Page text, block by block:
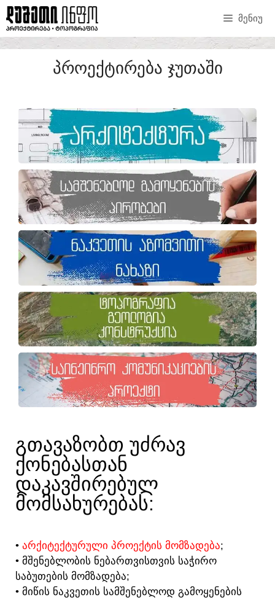
ᲛᲔᲜᲘᲣ
ᲞᲠᲝᲔᲥᲢᲘᲠᲔᲑᲐ ᲯᲣᲗᲐᲨᲘ
ᲒᲗᲐᲕᲐᲖᲝᲑᲗ ᲣᲫᲠᲐᲕ
ᲥᲝᲜᲔᲑᲐᲡᲗᲐᲜ
ᲓᲐᲙᲐᲕᲨᲘᲠᲔᲑᲣᲚ
ᲛᲝᲛᲡᲐᲮᲣᲠᲔᲑᲐᲡ:​
• ᲐᲠᲥᲘᲢᲔᲥᲢᲣᲠᲣᲚᲘ ᲞᲠᲝᲔᲥᲢᲘᲡ ᲛᲝᲛᲖᲐᲓᲔᲑᲐ;
• ᲛᲨᲔᲜᲔᲑᲚᲝᲑᲘᲡ ᲜᲔᲑᲐᲠᲗᲕᲘᲡᲗᲕᲘᲡ ᲡᲐᲭᲘᲠᲝ
ᲡᲐᲑᲣᲗᲔᲑᲘᲡ ᲛᲝᲛᲖᲐᲓᲔᲑᲐ;
• ᲛᲘᲬᲘᲡ ᲜᲐᲙᲕᲔᲗᲘᲡ ᲡᲐᲛᲨᲔᲜᲔᲑᲚᲝᲓ ᲒᲐᲛᲝᲧᲔᲜᲔᲑᲘᲡ